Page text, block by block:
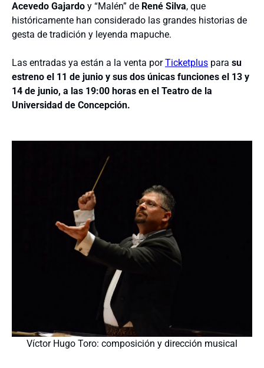
Acevedo Gajardo y “Malén” de René Silva, que
históricamente han considerado las grandes historias de
gesta de tradición y leyenda mapuche.
Las entradas ya están a la venta porTicketplus para su
estreno el 11 de junio y sus dos únicas funciones el 13 y
14 de junio, a las 19:00 horas en el Teatro de la
Universidad de Concepción.
Víctor Hugo Toro: composición y dirección musical